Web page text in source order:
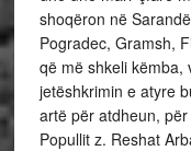
shoqëron në
Pogradec, Gramsh,
që më shkeli këmba,
jetëshkrimin e atyre
artë për atdheun,
Popullit z. Reshat